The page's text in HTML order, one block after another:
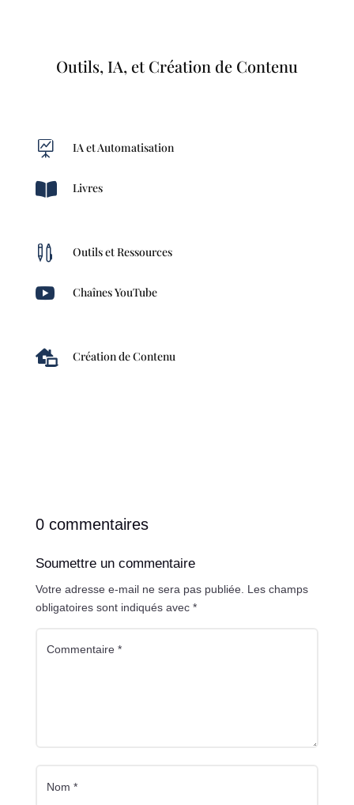
Outils, IA, et Création de Contenu
 IA et Automatisation
 Livres
 Outils et Ressources
 Chaînes YouTube
 Création de Contenu
0 commentaires
Soumettre un commentaire
Votre adresse e-mail ne sera pas publiée. Les champs
obligatoires sont indiqués avec *